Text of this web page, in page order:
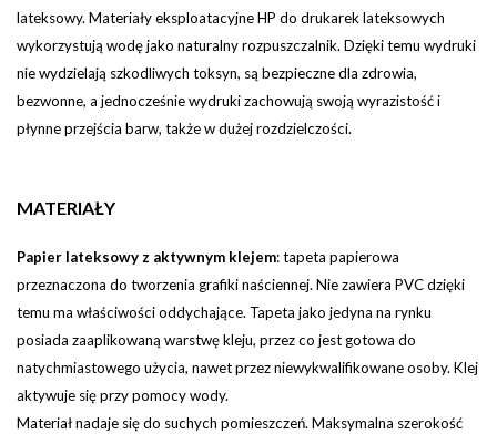
lateksowy. Materiały eksploatacyjne HP do drukarek lateksowych
wykorzystują wodę jako naturalny rozpuszczalnik. Dzięki temu wydruki
nie wydzielają szkodliwych toksyn, są bezpieczne dla zdrowia,
bezwonne, a jednocześnie wydruki zachowują swoją wyrazistość i
płynne przejścia barw, także w dużej rozdzielczości.
MATERIAŁY
Papier lateksowy z aktywnym klejem:tapeta papierowa
przeznaczona do tworzenia grafiki naściennej. Nie zawiera PVC dzięki
temu ma właściwości oddychające. Tapeta jako jedyna na rynku
posiada zaaplikowaną warstwę kleju, przez co jest gotowa do
natychmiastowego użycia, nawet przez niewykwalifikowane osoby. Klej
aktywuje się przy pomocy wody.
Materiał nadaje się do suchych pomieszczeń. Maksymalna szerokość